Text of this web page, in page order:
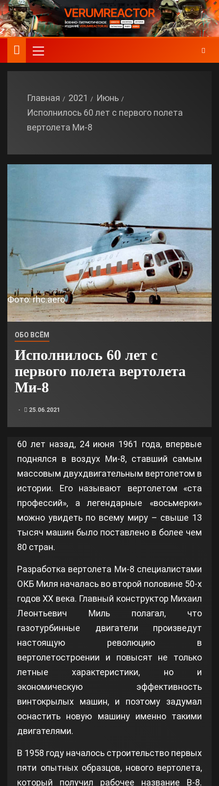
Главная 2021
Июнь
Исполнилось 60 лет с первого полета
вертолета Ми-8
Фото: rhc.aero
ОБО ВСЁМ
Исполнилось 60 лет с
первого полета вертолета
Ми-8
25.06.2021
60 лет назад, 24 июня 1961 года, впервые
поднялся в воздух Ми-8, ставший самым
массовым двухдвигательным вертолетом в
истории. Его называют вертолетом «ста
профессий», а легендарные «восьмерки»
можно увидеть по всему миру – свыше 13
тысяч машин было поставлено в более чем
80 стран.
Разработка вертолета Ми-8 специалистами
ОКБ Миля началась во второй половине 50-х
годов XX века. Главный конструктор Михаил
Леонтьевич Миль полагал, что
газотурбинные двигатели произведут
настоящую революцию в
вертолетостроении и повысят не только
летные характеристики, но и
экономическую эффективность
винтокрылых машин, и поэтому задумал
оснастить новую машину именно такими
двигателями.
В 1958 году началось строительство первых
пяти опытных образцов, нового вертолета,
который получил рабочее название В-8.